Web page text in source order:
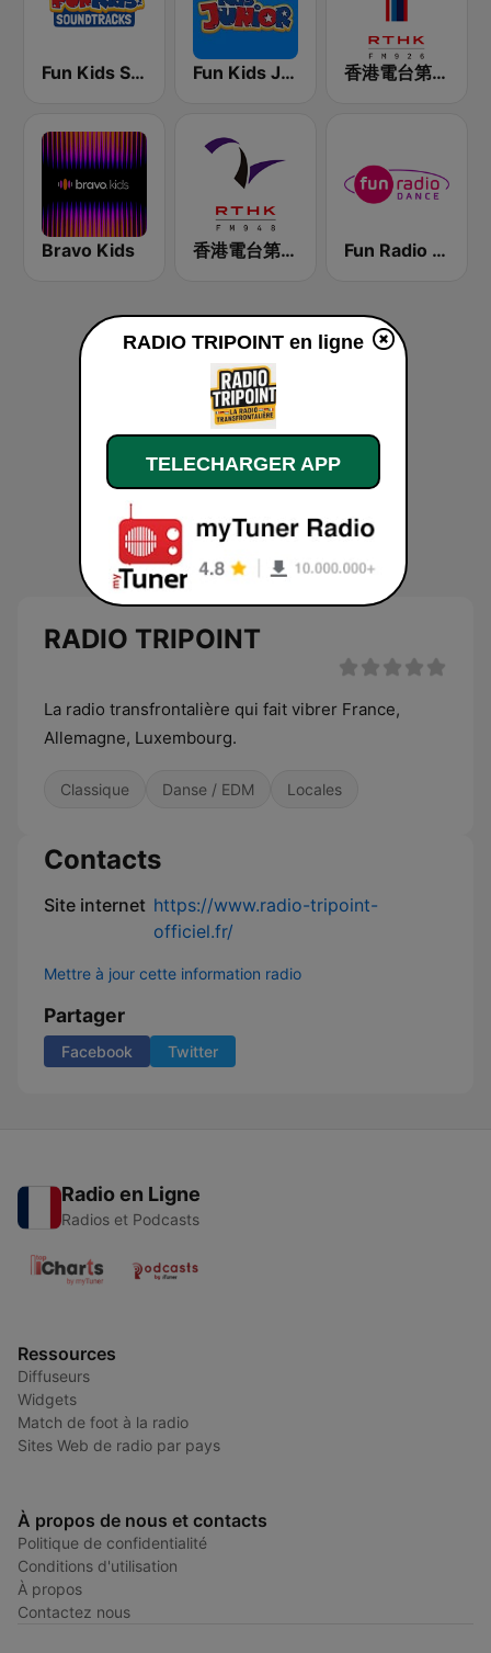
Fun Kids Soundtracks Fun Kids Junior 香港電台第一台 RTHK Radio 1
Bravo Kids 香港電台第二台 RTHK Radio 2 Fun Radio Dance
RADIO TRIPOINT
La radio transfrontalière qui fait vibrer France,
Allemagne, Luxembourg.
Classique Danse / EDM Locales
Contacts
Site internet https://www.radio-tripoint-
officiel.fr/
Mettre à jour cette information radio
Partager
Facebook Twitter
Radio en Ligne
Radios et Podcasts
Ressources
Diffuseurs
Widgets
Match de foot à la radio
Sites Web de radio par pays
À propos de nous et contacts
Politique de confidentialité
Conditions d'utilisation
À propos
Contactez nous
RADIO TRIPOINT en ligne
TELECHARGER APP